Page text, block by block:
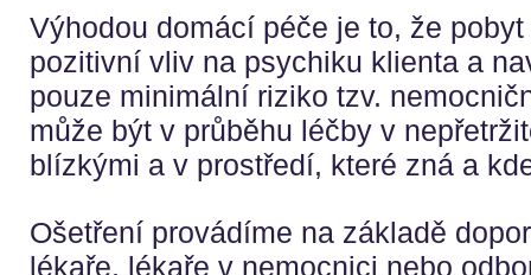
Výhodou domácí péče je to, že
pozitivní vliv na psychiku klienta a
pouze minimální riziko tzv.
může být v průběhu léčby v
blízkými a v prostředí, které zná a
Ošetření provádíme na základě
lékaře, lékaře v nemocnici nebo